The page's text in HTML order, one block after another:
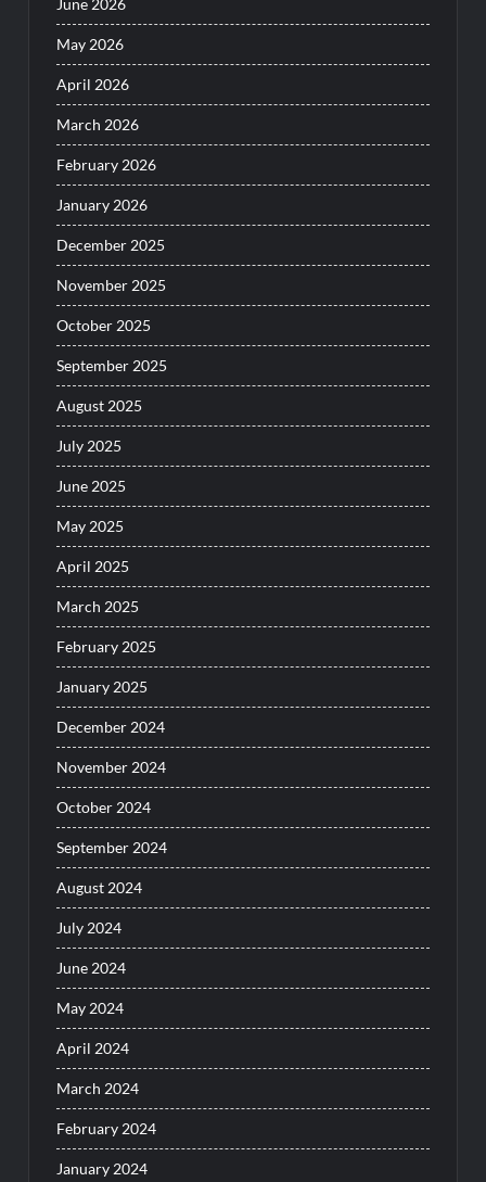
June 2026
May 2026
April 2026
March 2026
February 2026
January 2026
December 2025
November 2025
October 2025
September 2025
August 2025
July 2025
June 2025
May 2025
April 2025
March 2025
February 2025
January 2025
December 2024
November 2024
October 2024
September 2024
August 2024
July 2024
June 2024
May 2024
April 2024
March 2024
February 2024
January 2024